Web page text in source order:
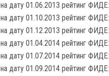
на дату 01.06.2013 рейтинг ФИДЕ:
на дату 01.10.2013 рейтинг ФИДЕ:
на дату 01.12.2013 рейтинг ФИДЕ:
на дату 01.04.2014 рейтинг ФИДЕ:
на дату 01.07.2014 рейтинг ФИДЕ:
на дату 01.09.2014 рейтинг ФИДЕ: